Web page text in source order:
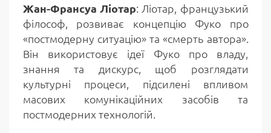
Жан-Франсуа Ліотар: Ліотар, французький
філософ, розвиває концепцію Фуко про
«постмодерну ситуацію» та «смерть автора».
Він використовує ідеї Фуко про владу,
знання та дискурс, щоб розглядати
культурні процеси, підсилені впливом
масових комунікаційних засобів та
постмодерних технологій.